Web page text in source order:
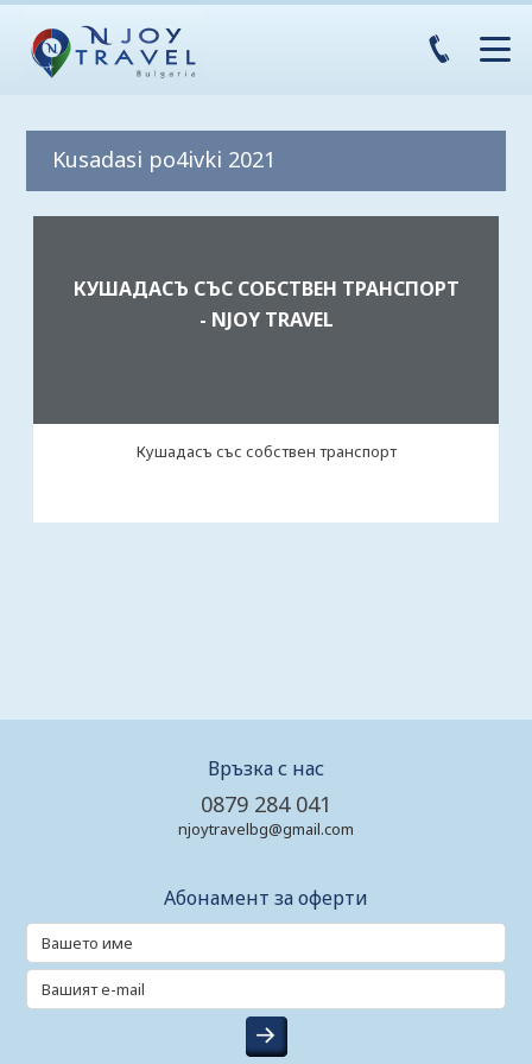
Kusadasi po4ivki 2021
КУШАДАСЪ СЪС СОБСТВЕН ТРАНСПОРТ
- NJOY TRAVEL
Кушадасъ със собствен транспорт
Връзка с нас
0879 284 041
njoytravelbg@gmail.com
Абонамент за оферти